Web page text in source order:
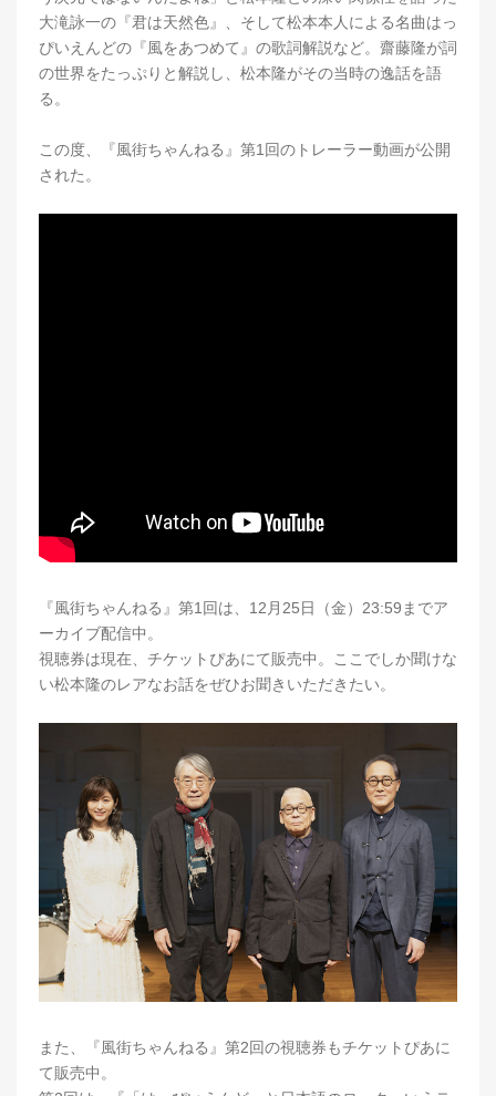
大滝詠一の『君は天然色』、そして松本本人による名曲はっ
ぴいえんどの『風をあつめて』の歌詞解説など。齋藤隆が詞
の世界をたっぷりと解説し、松本隆がその当時の逸話を語
る。
この度、『風街ちゃんねる』第1回のトレーラー動画が公開
された。
『風街ちゃんねる』第1回は、12月25日（金）23:59までア
ーカイブ配信中。
視聴券は現在、チケットぴあにて販売中。ここでしか聞けな
い松本隆のレアなお話をぜひお聞きいただきたい。
また、『風街ちゃんねる』第2回の視聴券もチケットぴあに
て販売中。